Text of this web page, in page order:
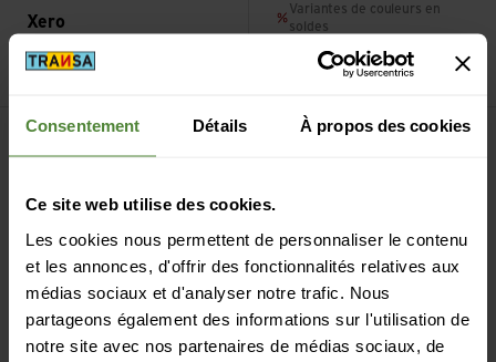
Consentement Détails À propos des cookies
Ce site web utilise des cookies.
Les cookies nous permettent de personnaliser le contenu
et les annonces, d'offrir des fonctionnalités relatives aux
médias sociaux et d'analyser notre trafic. Nous
partageons également des informations sur l'utilisation de
notre site avec nos partenaires de médias sociaux, de
Xero
ShoesBreckenridge W
CHF179,90
Variantes de couleurs en
soldes
Xero Shoes Pagose W
89,90
Voir Pagosa Cozy W Voir Z-Trail EV W